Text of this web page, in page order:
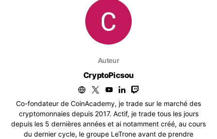
Auteur
CryptoPicsou
Co-fondateur de CoinAcademy, je trade sur le marché des
cryptomonnaies depuis 2017. Actif, je trade tous les jours
depuis les 5 dernières années et ai notamment créé, au cours
du dernier cycle, le groupe LeTrone avant de prendre